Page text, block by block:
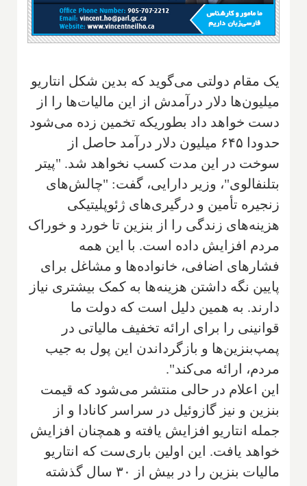
یک مقام دولتی می‌گوید که بدین شکل انتاریو
میلیون‌ها دلار درآمدش از این مالیات‌ها را از
دست خواهد داد بطوریکه تخمین زده می‌شود
حدودا ۶۴۵ میلیون دلار درآمد حاصل از
سوخت در این مدت کسب نخواهد شد. "پیتر
بتلنفالوی"، وزیر دارایی، گفت: "چالش‌های
زنجیره تأمین و درگیری‌های ژئوپلیتیکی
هزینه‌های زندگی را از بنزین تا خورد و خوراک
مردم افزایش داده است. با این همه
فشارهای اضافی، خانواده‌ها و مشاغل برای
پایین نگه داشتن هزینه‌ها به کمک بیشتری نیاز
دارند. به همین دلیل است که دولت ما
قوانینی را برای ارائه تخفیف مالیاتی در
پمپ‌بنزین‌ها و بازگرداندن این پول به جیب
مردم، ارائه می‌کند".
این اعلام در حالی منتشر می‌شود که قیمت
بنزین و نیز گازوئیل در سراسر کانادا و از
جمله انتاریو افزایش یافته و همچنان افزایش
خواهد یافت. این اولین باری‌ست که انتاریو
مالیات بنزین را در بیش از ۳۰ سال گذشته